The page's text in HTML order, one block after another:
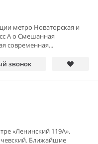
метро Новаторская и
А o Смешанная
современная...
звонок
«Ленинский 119А».
Ближайшие